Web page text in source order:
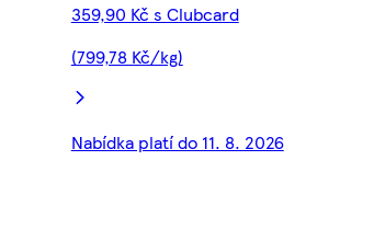
359,90 Kč s Clubcard
(799,78 Kč/kg)
Nabídka platí do 11. 8. 2026